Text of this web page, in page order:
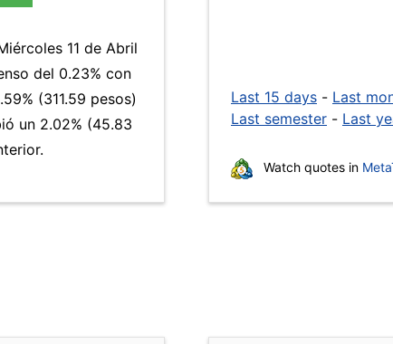
11 de Abril
del 0.23% con
(311.59 pesos)
un 2.02% (45.83
Last 15 days - Last
Last semester - Last
Watch quotes in